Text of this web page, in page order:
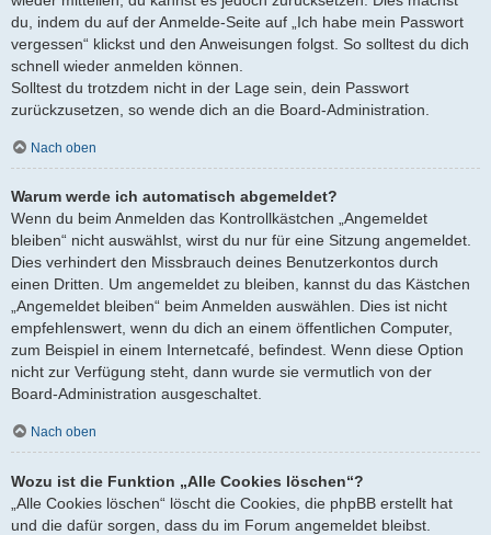
du, indem du auf der Anmelde-Seite auf „Ich habe mein Passwort
vergessen“ klickst und den Anweisungen folgst. So solltest du dich
schnell wieder anmelden können.
Solltest du trotzdem nicht in der Lage sein, dein Passwort
zurückzusetzen, so wende dich an die Board-Administration.
Nach oben
Warum werde ich automatisch abgemeldet?
Wenn du beim Anmelden das Kontrollkästchen „Angemeldet
bleiben“ nicht auswählst, wirst du nur für eine Sitzung angemeldet.
Dies verhindert den Missbrauch deines Benutzerkontos durch
einen Dritten. Um angemeldet zu bleiben, kannst du das Kästchen
„Angemeldet bleiben“ beim Anmelden auswählen. Dies ist nicht
empfehlenswert, wenn du dich an einem öffentlichen Computer,
zum Beispiel in einem Internetcafé, befindest. Wenn diese Option
nicht zur Verfügung steht, dann wurde sie vermutlich von der
Board-Administration ausgeschaltet.
Nach oben
Wozu ist die Funktion „Alle Cookies löschen“?
„Alle Cookies löschen“ löscht die Cookies, die phpBB erstellt hat
und die dafür sorgen, dass du im Forum angemeldet bleibst.